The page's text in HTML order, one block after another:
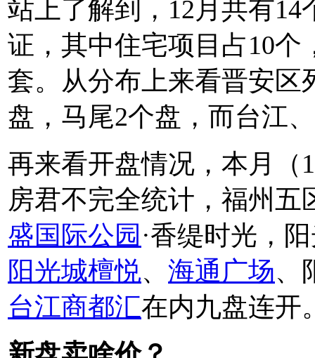
站上了解到，12月共有
证，其中住宅项目占10个
套。从分布上来看晋安区
盘，马尾2个盘，而台江
再来看开盘情况，本月（
房君不完全统计，福州五
盛国际公园 ·香缇时光，
阳光城檀悦、 海通广场、
台江商都汇在内九盘连开